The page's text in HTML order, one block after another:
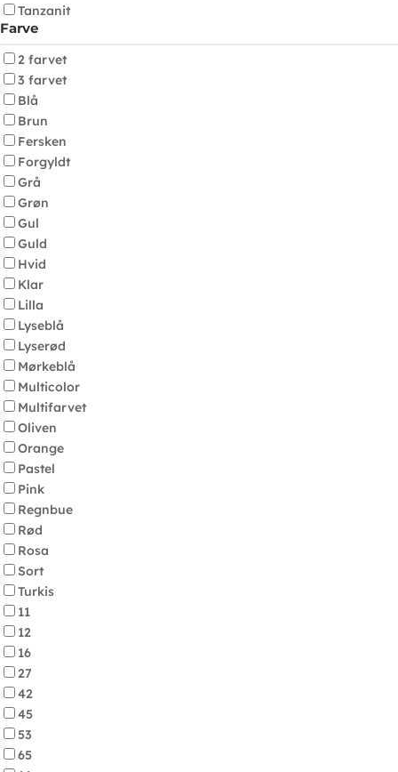
Tanzanit
Farve
2 farvet
3 farvet
Blå
Brun
Fersken
Forgyldt
Grå
Grøn
Gul
Guld
Hvid
Klar
Lilla
Lyseblå
Lyserød
Mørkeblå
Multicolor
Multifarvet
Oliven
Orange
Pastel
Pink
Regnbue
Rød
Rosa
Sort
Turkis
11
12
16
27
42
45
53
65